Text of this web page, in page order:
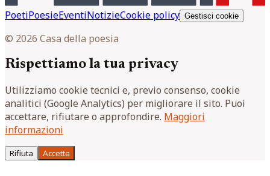
PoetiPoesieEventiNotizieCookie policy Gestisci cookie
© 2026 Casa della poesia
Rispettiamo la tua privacy
Utilizziamo cookie tecnici e, previo consenso, cookie
analitici (Google Analytics) per migliorare il sito. Puoi
accettare, rifiutare o approfondire. Maggiori
informazioni
Rifiuta Accetta